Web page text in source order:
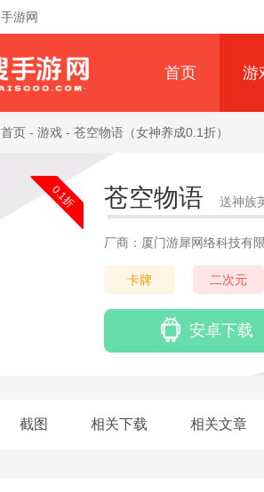
游网
首页 游
首页 - 游戏 - 苍空物语（女神养成0.1折）
0.1折 苍空物语 送神族
厂商：厦门游犀网络科技有
卡牌 二次元
安卓下载
截图 相关下载 相关文章